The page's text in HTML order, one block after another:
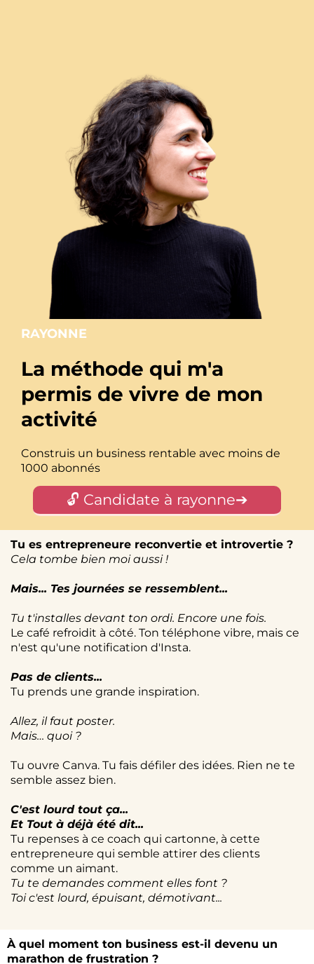
RAYONNE
La méthode qui m'a
permis de vivre de mon
activité
Construis un business rentable avec moins de
1000 abonnés
🔓 Candidate à rayonne➔
Tu es entrepreneure reconvertie et introvertie ?
Cela tombe bien moi aussi !
Mais... Tes journées se ressemblent...
Tu t'installes devant ton ordi. Encore une fois.
Le café refroidit à côté. Ton téléphone vibre, mais ce
n'est qu'une notification d'Insta.
Pas de clients...
Tu prends une grande inspiration.
Allez, il faut poster.
Mais… quoi ?
Tu ouvre Canva. Tu fais défiler des idées. Rien ne te
semble assez bien.
C'est lourd tout ça...
Et Tout à déjà été dit...
Tu repenses à ce coach qui cartonne, à cette
entrepreneure qui semble attirer des clients
comme un aimant.
Tu te demandes comment elles font ?
Toi c'est lourd, épuisant, démotivant...
À quel moment ton business est-il devenu un
marathon de frustration ?